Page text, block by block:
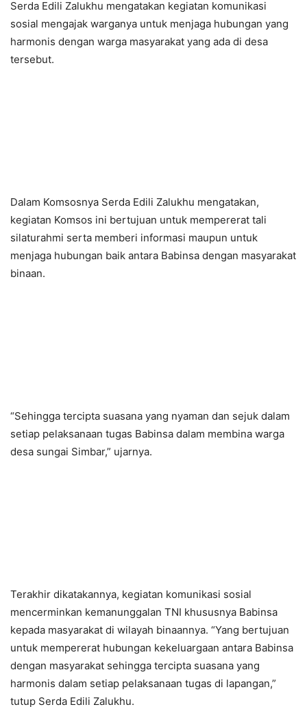
Serda Edili Zalukhu mengatakan kegiatan komunikasi
sosial mengajak warganya untuk menjaga hubungan yang
harmonis dengan warga masyarakat yang ada di desa
tersebut.
Dalam Komsosnya Serda Edili Zalukhu mengatakan,
kegiatan Komsos ini bertujuan untuk mempererat tali
silaturahmi serta memberi informasi maupun untuk
menjaga hubungan baik antara Babinsa dengan masyarakat
binaan.
“Sehingga tercipta suasana yang nyaman dan sejuk dalam
setiap pelaksanaan tugas Babinsa dalam membina warga
desa sungai Simbar,” ujarnya.
Terakhir dikatakannya, kegiatan komunikasi sosial
mencerminkan kemanunggalan TNI khususnya Babinsa
kepada masyarakat di wilayah binaannya. “Yang bertujuan
untuk mempererat hubungan kekeluargaan antara Babinsa
dengan masyarakat sehingga tercipta suasana yang
harmonis dalam setiap pelaksanaan tugas di lapangan,”
tutup Serda Edili Zalukhu.